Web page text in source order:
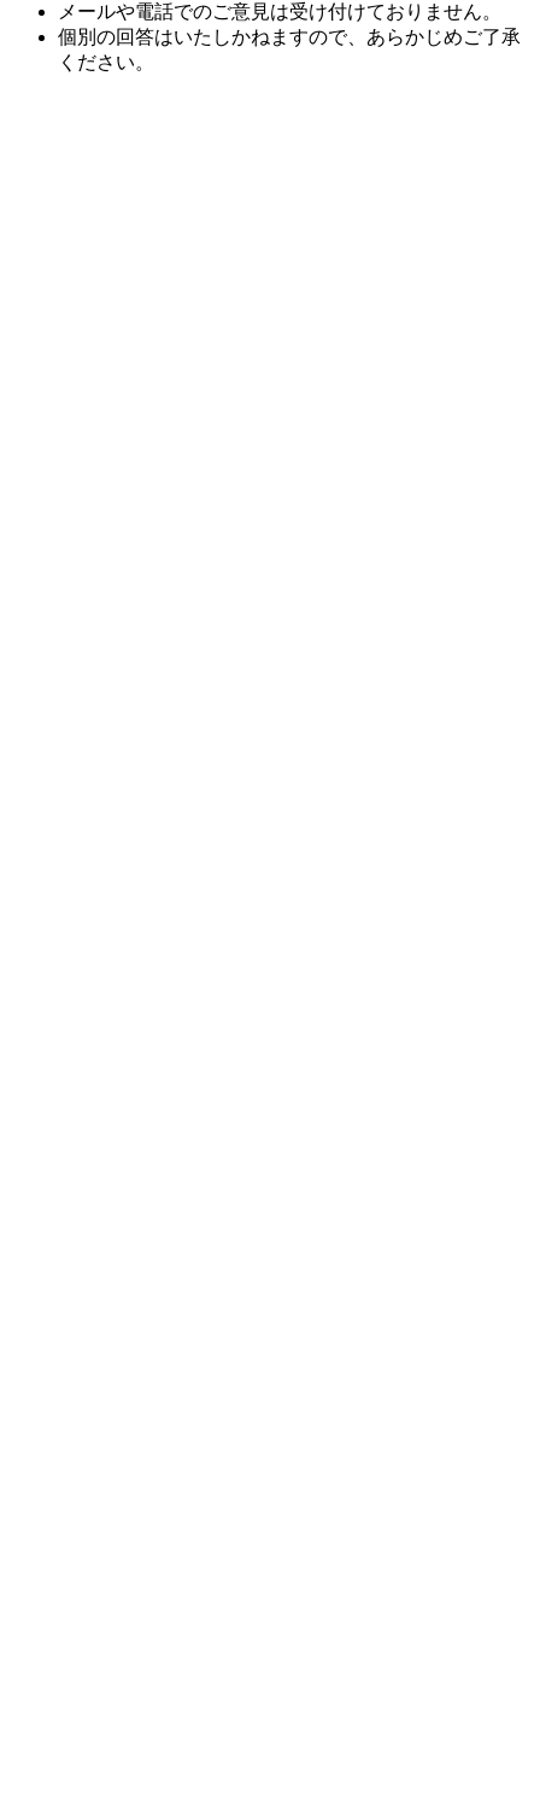
メールや電話でのご意見は受け付けておりません。
個別の回答はいたしかねますので、あらかじめご了承
ください。